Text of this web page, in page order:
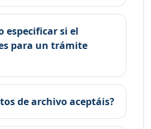
especificar si el
para un trámite
de archivo aceptáis?